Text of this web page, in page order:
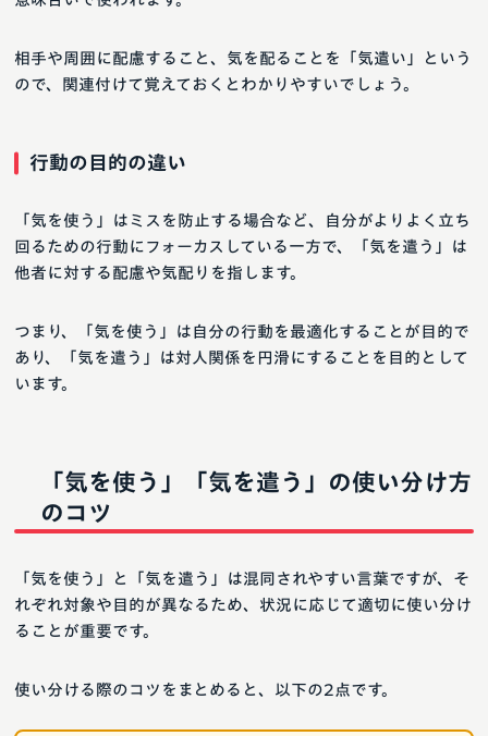
相手や周囲に配慮すること、気を配ることを「気遣い」という
ので、関連付けて覚えておくとわかりやすいでしょう。
行動の目的の違い
「気を使う」はミスを防止する場合など、自分がよりよく立ち
回るための行動にフォーカスしている一方で、「気を遣う」は
他者に対する配慮や気配りを指します。
つまり、「気を使う」は自分の行動を最適化することが目的で
あり、「気を遣う」は対人関係を円滑にすることを目的として
います。
「気を使う」「気を遣う」の使い分け方
のコツ
「気を使う」と「気を遣う」は混同されやすい言葉ですが、そ
れぞれ対象や目的が異なるため、状況に応じて適切に使い分け
ることが重要です。
使い分ける際のコツをまとめると、以下の2点です。